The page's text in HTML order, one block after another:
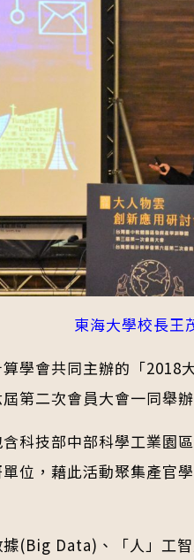
東海大學校長王
學會共同主辦的「
第二次會員大會一同舉辦
科技部中部科學工業
位，藉此活動聚集產
據(Big Data)、「人」